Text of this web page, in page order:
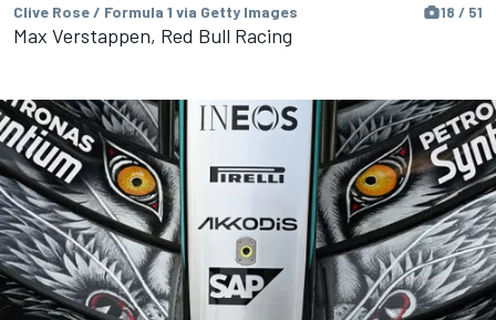
Clive Rose / Formula 1 via Getty Images 18 / 51
Max Verstappen, Red Bull Racing